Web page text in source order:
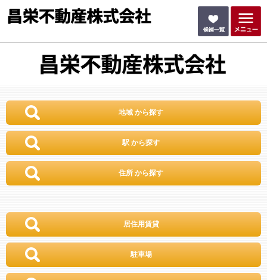
地域 から探す
駅 から探す
住所 から探す
居住用賃貸
駐車場